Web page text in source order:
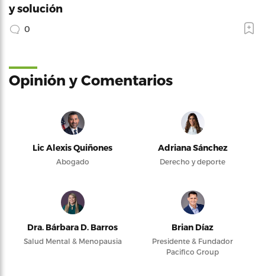
y solución
0
Opinión y Comentarios
Lic Alexis Quiñones
Abogado
Adriana Sánchez
Derecho y deporte
Dra. Bárbara D. Barros
Salud Mental & Menopausia
Brian Díaz
Presidente & Fundador
Pacifico Group